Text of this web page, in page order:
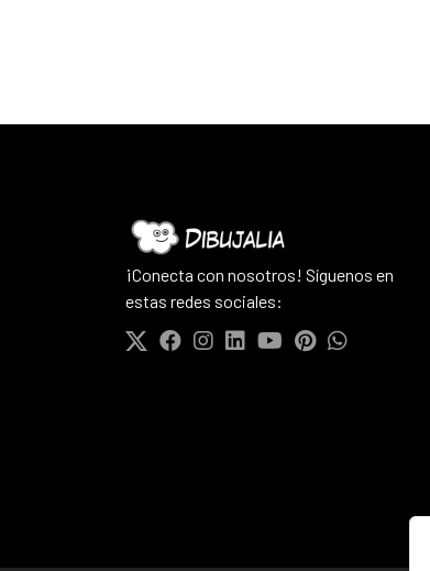
¡Conecta con nosotros! Síguenos en
estas redes sociales: